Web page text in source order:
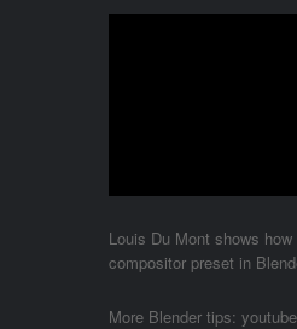
Louis Du Mont shows
compositor preset in
More Blender tips: